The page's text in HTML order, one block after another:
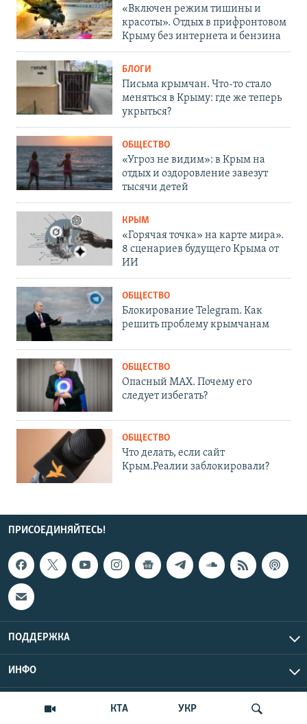
КТА УКР
«Включен режим тишины и
красоты». Отдых в прифронтовом
Крыму без интернета и бензина
БЛОГИ
Письма крымчан. Что-то стало
меняться в Крыму: где же теперь
укрыться?
ОБЩЕСТВО
«Угроз не видим»: в Крым на
отдых и оздоровление завезут
тысячи детей
КРЫМ
«Горячая точка» на карте мира».
8 сценариев будущего Крыма от
ИИ
ОБЩЕСТВО
Блокирование Telegram. Как
решить проблему крымчанам
ОБЩЕСТВО
Опасный MAX. Почему его
следует избегать?
ОБЩЕСТВО
Что делать, если сайт
Крым.Реалии заблокировали?
ПРИСОЕДИНЯЙТЕСЬ!
ПОДДЕРЖКА
ИНФО
Copyright Крым.Реалии, 2026 | Все права защищены.
UTC+3